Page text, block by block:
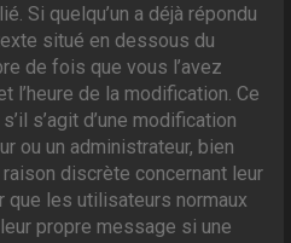
Si quelqu’un a déjà répondu
situé en dessous du
de fois que vous l’avez
l’heure de la modification. Ce
s’agit d’une modification
ou un administrateur, bien
discrète concernant leur
que les utilisateurs normaux
propre message si une